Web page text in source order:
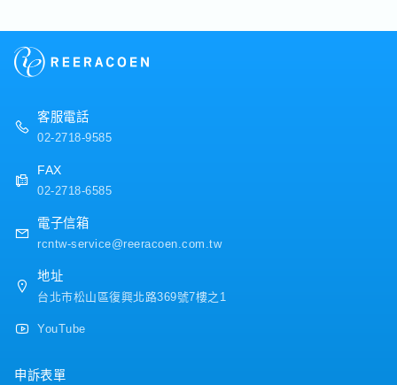
美國在 2026...
客服電話
02-2718-9585
FAX
02-2718-6585
電子信箱
rcntw-service@reeracoen.com.tw
地址
台北市松山區復興北路369號7樓之1
YouTube
申訴表單